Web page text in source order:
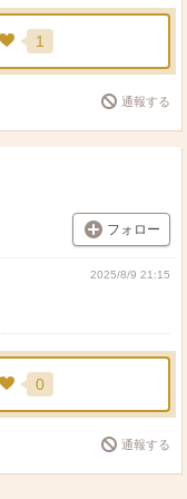
1
通報する
フォロー
2025/8/9 21:15
0
通報する